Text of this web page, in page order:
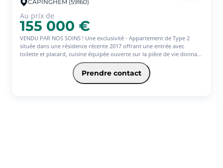
CAPINGHEM (59160)
Au prix de
155 000 €
VENDU PAR NOS SOINS ! Une exclusivité - Appartement de Type 2
située dans une résidence récente 2017 offrant une entrée avec
toilette et placard, cuisine équipée ouverte sur la pièce de vie donnant
sur la loggia. Une chambre et une salle de bain.
Place de parking en sous-sol. A deux pas du métro et axes routiers.
Les +: Résidence de standing, luminosité, loggia, dernier étage, place
Prendre contact